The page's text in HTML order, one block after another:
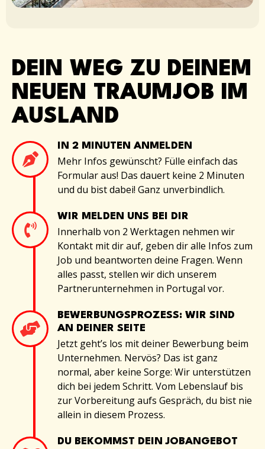
DEIN WEG ZU DEINEM
NEUEN TRAUMJOB IM
AUSLAND
IN 2 MINUTEN ANMELDEN
Mehr Infos gewünscht? Fülle einfach das
Formular aus! Das dauert keine 2 Minuten
und du bist dabei! Ganz unverbindlich.
WIR MELDEN UNS BEI DIR
Innerhalb von 2 Werktagen nehmen wir
Kontakt mit dir auf, geben dir alle Infos zum
Job und beantworten deine Fragen. Wenn
alles passt, stellen wir dich unserem
Partnerunternehmen in Portugal vor.
BEWERBUNGSPROZESS: WIR SIND
AN DEINER SEITE
Jetzt geht’s los mit deiner Bewerbung beim
Unternehmen. Nervös? Das ist ganz
normal, aber keine Sorge: Wir unterstützen
dich bei jedem Schritt. Vom Lebenslauf bis
zur Vorbereitung aufs Gespräch, du bist nie
allein in diesem Prozess.
DU BEKOMMST DEIN JOBANGEBOT